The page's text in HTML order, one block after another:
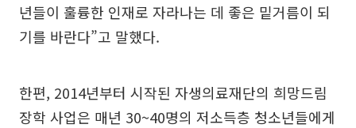
년들이 훌륭한 인재로 자라나는 데 좋은 밑거름이 되
기를 바란다”고 말했다.
한편, 2014년부터 시작된 자생의료재단의 희망드림
장학 사업은 매년 30~40명의 저소득층 청소년들에게